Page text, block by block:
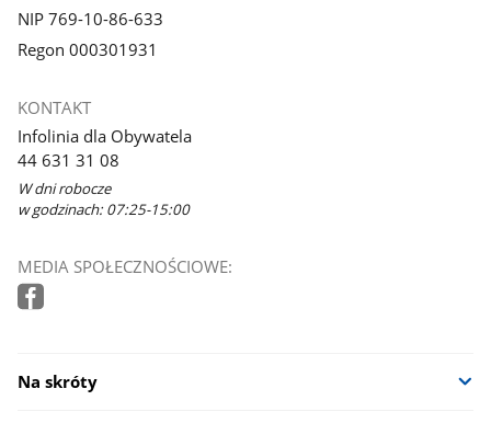
NIP 769-10-86-633
Regon 000301931
KONTAKT
Infolinia dla Obywatela
44 631 31 08
W dni robocze
w godzinach: 07:25-15:00
MEDIA SPOŁECZNOŚCIOWE:
Na skróty